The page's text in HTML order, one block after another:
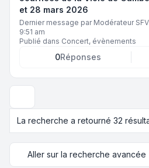
et 28 mars 2026
Dernier message par Modérateur
9:51 am
Publié dans Concert, évènements
0Réponses
La recherche a retourné 32
Aller sur la recherche avancée